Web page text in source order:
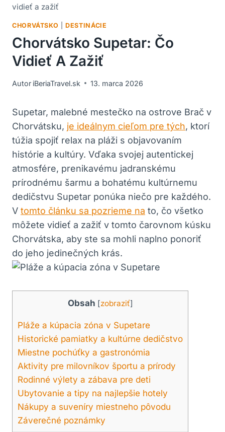
vidieť a zažiť
CHORVÁTSKO |DESTINÁCIE
Chorvátsko Supetar: Čo
Vidieť A Zažiť
Autor iBeriaTravel.sk 13. marca 2026
Supetar, malebné mestečko na ostrove Brač v
Chorvátsku, je ideálnym cieľom pre tých, ktorí
túžia spojiť relax na pláži s objavovaním
histórie a kultúry. Vďaka svojej autentickej
atmosfére, prenikavému jadranskému
prírodnému šarmu a bohatému kultúrnemu
dedičstvu Supetar ponúka niečo pre každého.
V tomto článku sa pozrieme na to, čo všetko
môžete vidieť a zažiť v tomto čarovnom kúsku
Chorvátska, aby ste sa mohli naplno ponoriť
do jeho jedinečných krás.
Obsah [zobraziť]
Pláže a kúpacia zóna v Supetare
Historické pamiatky a kultúrne dedičstvo
Miestne pochúťky a gastronómia
Aktivity pre milovníkov športu a prírody
Rodinné výlety a zábava pre deti
Ubytovanie a tipy na najlepšie hotely
Nákupy a suveníry miestneho pôvodu
Záverečné poznámky